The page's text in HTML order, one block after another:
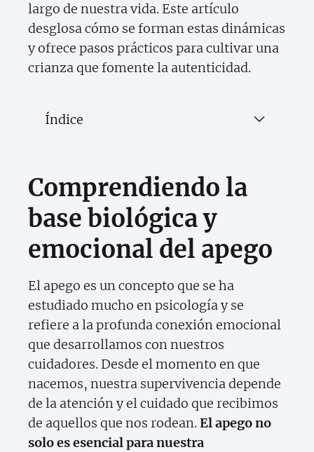
largo de nuestra vida. Este artículo
desglosa cómo se forman estas dinámicas
y ofrece pasos prácticos para cultivar una
crianza que fomente la autenticidad.
Índice
Comprendiendo la
base biológica y
emocional del apego
El apego es un concepto que se ha
estudiado mucho en psicología y se
refiere a la profunda conexión emocional
que desarrollamos con nuestros
cuidadores. Desde el momento en que
nacemos, nuestra supervivencia depende
de la atención y el cuidado que recibimos
de aquellos que nos rodean.El apego no
solo es esencial para nuestra